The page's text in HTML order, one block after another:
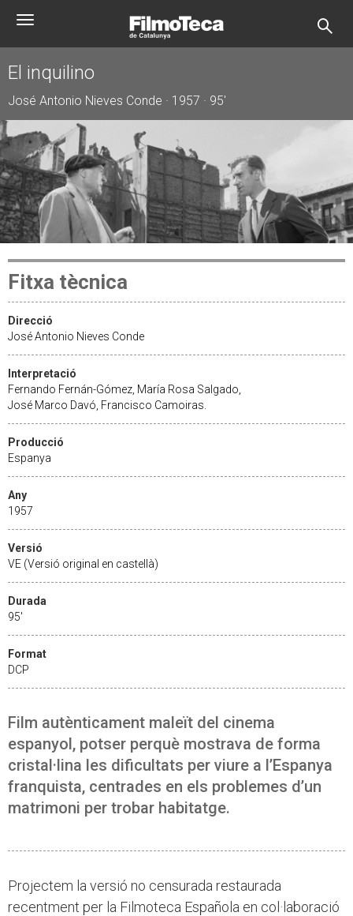
Toggle
El inquilino
José Antonio Nieves Conde · 1957 · 95'
Fitxa tècnica
Direcció
José Antonio Nieves Conde
Interpretació
Fernando Fernán-Gómez, María Rosa Salgado,
José Marco Davó, Francisco Camoiras.
Producció
Espanya
Any
1957
Versió
VE (Versió original en castellà)
Durada
95'
Format
DCP
Film autènticament maleït del cinema
espanyol, potser perquè mostrava de forma
cristal·lina les dificultats per viure a l’Espanya
franquista, centrades en els problemes d’un
matrimoni per trobar habitatge.
Projectem la versió no censurada restaurada
recentment per la Filmoteca Española en col·laboració